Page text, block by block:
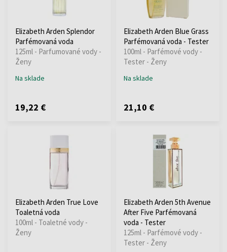
Elizabeth Arden Splendor
Parfémovaná voda
125ml - Parfumované vody -
Ženy
Na sklade
19,22 €
Elizabeth Arden Blue Grass
Parfémovaná voda - Tester
100ml - Parfémové vody -
Tester - Ženy
Na sklade
21,10 €
Elizabeth Arden True Love
Toaletná voda
100ml - Toaletné vody -
Ženy
Elizabeth Arden 5th Avenue
After Five Parfémovaná
voda - Tester
125ml - Parfémové vody -
Tester - Ženy